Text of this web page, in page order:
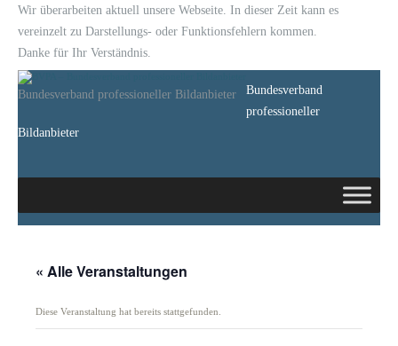
Wir überarbeiten aktuell unsere Webseite. In dieser Zeit kann es
vereinzelt zu Darstellungs- oder Funktionsfehlern kommen.
Danke für Ihr Verständnis.
Bundesverband professioneller Bildanbieter
Bundesverband
professioneller
Bildanbieter
« Alle Veranstaltungen
Diese Veranstaltung hat bereits stattgefunden.